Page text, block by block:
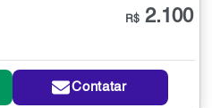
R$ 2.100
Contatar